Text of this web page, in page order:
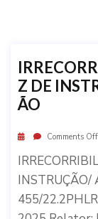
Z DE
ÃO
Comments Off
INSTRUÇÃO/
455/